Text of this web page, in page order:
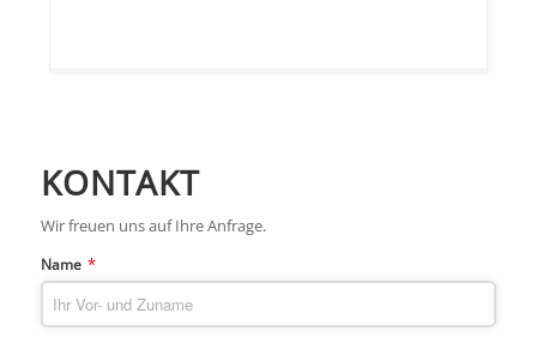
KONTAKT
Wir freuen uns auf Ihre Anfrage.
Name *